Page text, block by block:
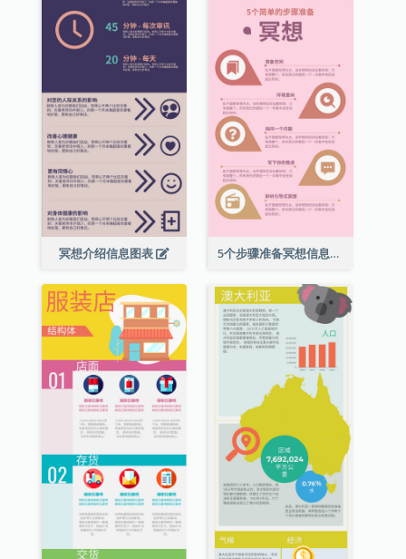
冥想介绍信息图表 5个步骤准备冥想信息图表